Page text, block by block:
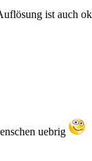
ist auch
uebrig